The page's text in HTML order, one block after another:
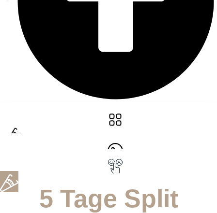
5 Tage Split